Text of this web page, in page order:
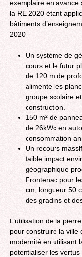
exemplaire en avance
la RE 2020 étant
bâtiments
2020
Un système de
cours et le futur
de 120 m de
alimente les
groupe scolaire
construction.
150 m² de
de 26kWc en
consommation
Un recours
faible impact
géographique
Frontenac pour
cm, longueur 50
des gradins et
L’utilisation de la
pour construire la ville
modernité en utilisant
potentialiser les